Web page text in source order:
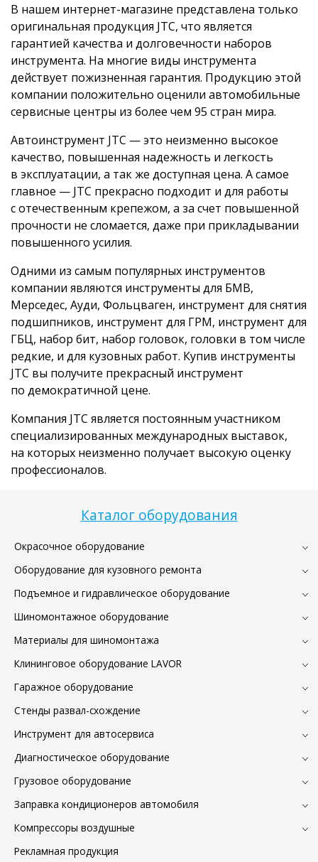
Каталог оборудования
Окрасочное оборудование
Оборудование для кузовного ремонта
Подъемное и гидравлическое оборудование
Шиномонтажное оборудование
Материалы для шиномонтажа
Клининговое оборудование LAVOR
Гаражное оборудование
Стенды развал-схождение
Инструмент для автосервиса
Диагностическое оборудование
Грузовое оборудование
Заправка кондиционеров автомобиля
Компрессоры воздушные
Рекламная продукция
В нашем интернет-магазине представлена только
оригинальная продукция JTC, что является
гарантией качества и долговечности наборов
инструмента. На многие виды инструмента
действует пожизненная гарантия. Продукцию этой
компании положительно оценили автомобильные
сервисные центры из более чем 95 стран мира.
Автоинструмент JTC — это неизменно высокое
качество, повышенная надежность и легкость
в эксплуатации, а так же доступная цена. А самое
главное — JTC прекрасно подходит и для работы
с отечественным крепежом, а за счет повышенной
прочности не сломается, даже при прикладывании
повышенного усилия.
Одними из самым популярных инструментов
компании являются инструменты для БМВ,
Мерседес, Ауди, Фольцваген, инструмент для снятия
подшипников, инструмент для ГРМ, инструмент для
ГБЦ, набор бит, набор головок, головки в том числе
редкие, и для кузовных работ. Купив инструменты
JTC вы получите прекрасный инструмент
по демократичной цене.
Компания JTC является постоянным участником
специализированных международных выставок,
на которых неизменно получает высокую оценку
профессионалов.